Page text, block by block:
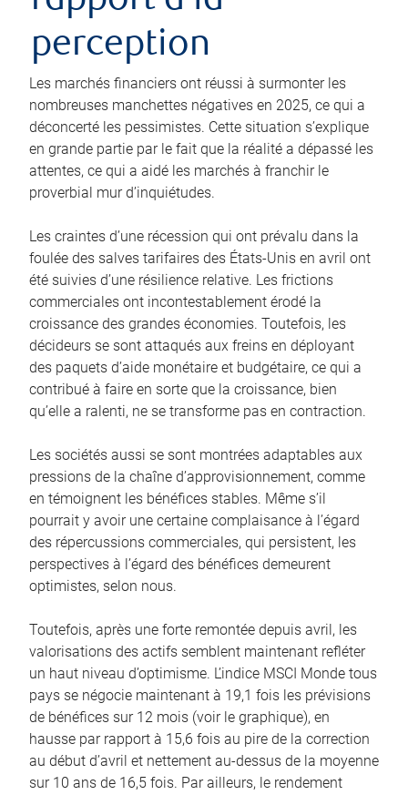
perception
Les marchés financiers ont réussi à surmonter les
nombreuses manchettes négatives en 2025, ce qui a
déconcerté les pessimistes. Cette situation s’explique
en grande partie par le fait que la réalité a dépassé les
attentes, ce qui a aidé les marchés à franchir le
proverbial mur d’inquiétudes.
Les craintes d’une récession qui ont prévalu dans la
foulée des salves tarifaires des États-Unis en avril ont
été suivies d’une résilience relative. Les frictions
commerciales ont incontestablement érodé la
croissance des grandes économies. Toutefois, les
décideurs se sont attaqués aux freins en déployant
des paquets d’aide monétaire et budgétaire, ce qui a
contribué à faire en sorte que la croissance, bien
qu’elle a ralenti, ne se transforme pas en contraction.
Les sociétés aussi se sont montrées adaptables aux
pressions de la chaîne d’approvisionnement, comme
en témoignent les bénéfices stables. Même s’il
pourrait y avoir une certaine complaisance à l’égard
des répercussions commerciales, qui persistent, les
perspectives à l’égard des bénéfices demeurent
optimistes, selon nous.
Toutefois, après une forte remontée depuis avril, les
valorisations des actifs semblent maintenant refléter
un haut niveau d’optimisme. L’indice MSCI Monde tous
pays se négocie maintenant à 19,1 fois les prévisions
de bénéfices sur 12 mois (voir le graphique), en
hausse par rapport à 15,6 fois au pire de la correction
au début d’avril et nettement au-dessus de la moyenne
sur 10 ans de 16,5 fois. Par ailleurs, le rendement